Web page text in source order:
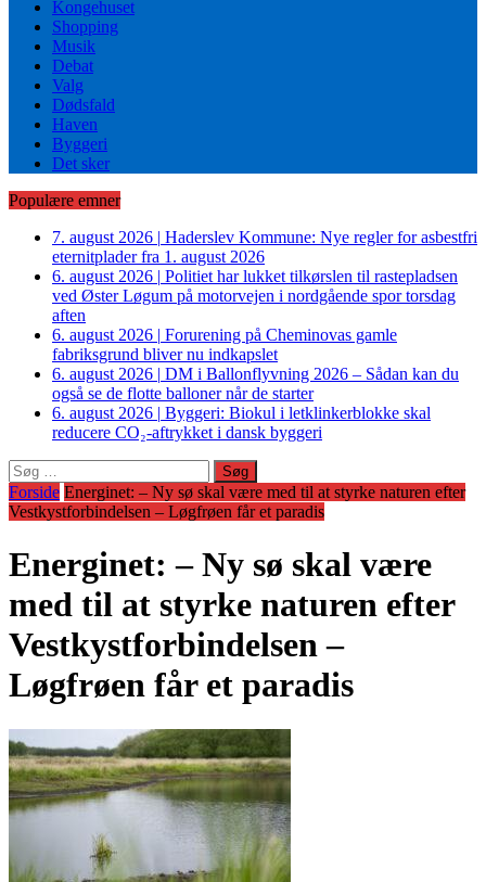
Kongehuset
Shopping
Musik
Debat
Valg
Dødsfald
Haven
Byggeri
Det sker
Populære emner
7. august 2026 | Haderslev Kommune: Nye regler for asbestfri
eternitplader fra 1. august 2026
6. august 2026 | Politiet har lukket tilkørslen til rastepladsen
ved Øster Løgum på motorvejen i nordgående spor torsdag
aften
6. august 2026 | Forurening på Cheminovas gamle
fabriksgrund bliver nu indkapslet
6. august 2026 | DM i Ballonflyvning 2026 – Sådan kan du
også se de flotte balloner når de starter
6. august 2026 | Byggeri: Biokul i letklinkerblokke skal
reducere CO₂-aftrykket i dansk byggeri
Søg
efter:
Forside Energinet: – Ny sø skal være med til at styrke naturen efter
Vestkystforbindelsen – Løgfrøen får et paradis
Energinet: – Ny sø skal være
med til at styrke naturen efter
Vestkystforbindelsen –
Løgfrøen får et paradis